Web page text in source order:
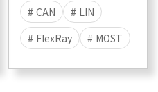
# CAN
# LIN
# FlexRay
# MOST